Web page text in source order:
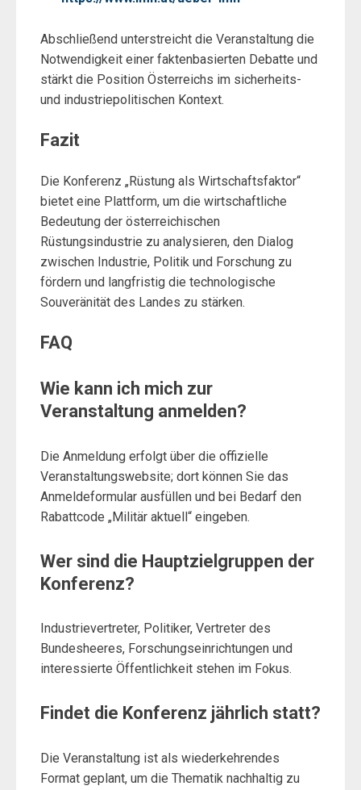
Abschließend unterstreicht die Veranstaltung die
Notwendigkeit einer faktenbasierten Debatte und
stärkt die Position Österreichs im sicherheits-
und industriepolitischen Kontext.
Fazit
Die Konferenz „Rüstung als Wirtschaftsfaktor“
bietet eine Plattform, um die wirtschaftliche
Bedeutung der österreichischen
Rüstungsindustrie zu analysieren, den Dialog
zwischen Industrie, Politik und Forschung zu
fördern und langfristig die technologische
Souveränität des Landes zu stärken.
FAQ
Wie kann ich mich zur
Veranstaltung anmelden?
Die Anmeldung erfolgt über die offizielle
Veranstaltungswebsite; dort können Sie das
Anmeldeformular ausfüllen und bei Bedarf den
Rabattcode „Militär aktuell“ eingeben.
Wer sind die Hauptzielgruppen der
Konferenz?
Industrievertreter, Politiker, Vertreter des
Bundesheeres, Forschungseinrichtungen und
interessierte Öffentlichkeit stehen im Fokus.
Findet die Konferenz jährlich statt?
Die Veranstaltung ist als wiederkehrendes
Format geplant, um die Thematik nachhaltig zu